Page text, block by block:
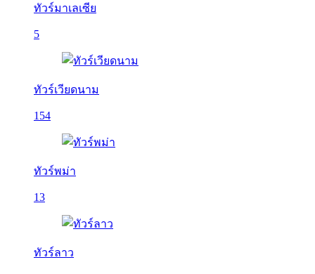
ทัวร์มาเลเซีย
5
ทัวร์เวียดนาม
154
ทัวร์พม่า
13
ทัวร์ลาว